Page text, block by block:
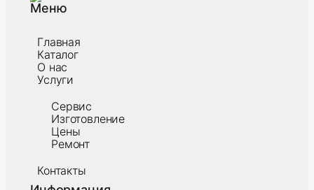
Меню
Главная
Каталог
О нас
Услуги
Сервис
Изготовление
Цены
Ремонт
Контакты